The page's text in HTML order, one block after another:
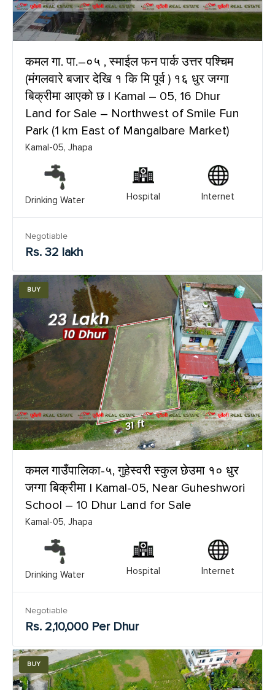
कमल गा. पा.–०५ , स्माईल फन पार्क उत्तर पश्चिम
(मंगलवारे बजार देखि १ कि मि पूर्व ) १६ धुर जग्गा
बिक्रीमा आएको छ | Kamal – 05, 16 Dhur
Land for Sale – Northwest of Smile Fun
Park (1 km East of Mangalbare Market)
Kamal-05, Jhapa
Drinking Water Hospital Internet
Negotiable
Rs. 32 lakh
BUY
कमल गाउँपालिका-५, गुहेस्वरी स्कुल छेउमा १० धुर
जग्गा बिक्रीमा | Kamal-05, Near Guheshwori
School – 10 Dhur Land for Sale
Kamal-05, Jhapa
Drinking Water Hospital Internet
Negotiable
Rs. 2,10,000 Per Dhur
BUY